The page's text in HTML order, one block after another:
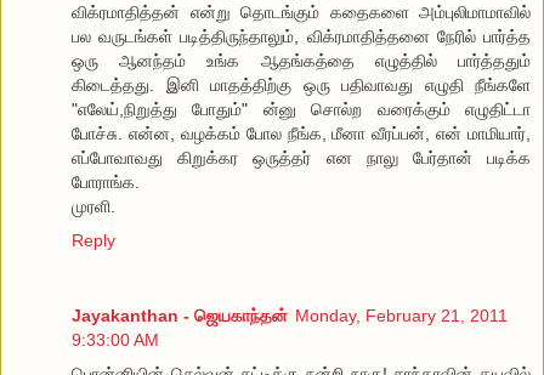
விக்ரமாதித்தன் என்று தொடங்கும் கதைகளை அம்புலிமாமாவில்
பல வருடங்கள் படித்திருந்தாலும், விக்ரமாதித்தனை நேரில் பார்த்த
ஒரு ஆனந்தம் உங்க ஆதங்கத்தை எழுத்தில் பார்த்ததும்
கிடைத்தது. இனி மாதத்திற்கு ஒரு பதிவாவது எழுதி நீங்களே
"எலேய்,நிறுத்து போதும்" ன்னு சொல்ற வரைக்கும் எழுதிட்டா
போச்சு. என்ன, வழக்கம் போல நீங்க, மீனா வீரப்பன், என் மாமியார்,
எப்போவாவது கிறுக்கர ஒருத்தர் என நாலு பேர்தான் படிக்க
போராங்க.
முரளி.
Reply
Jayakanthan - ஜெயகாந்தன் Monday, February 21, 2011
9:33:00 AM